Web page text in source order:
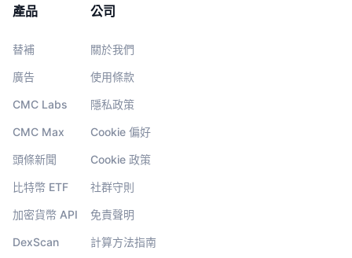
產品
替補
廣告
CMC Labs
CMC Max
頭條新聞
比特幣 ETF
加密貨幣 API
DexScan
公司
關於我們
使用條款
隱私政策
Cookie 偏好
Cookie 政策
社群守則
免責聲明
計算方法指南